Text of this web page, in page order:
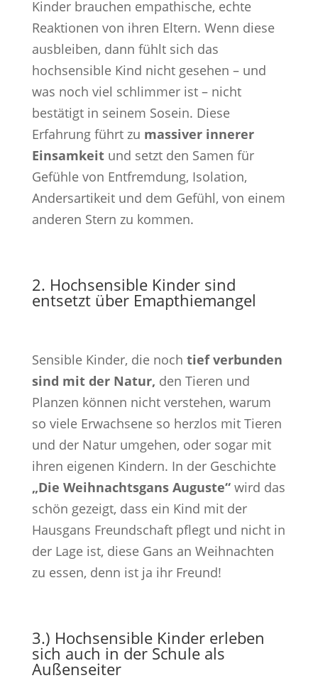
Kinder brauchen empathische, echte
Reaktionen von ihren Eltern. Wenn diese
ausbleiben, dann fühlt sich das
hochsensible Kind nicht gesehen – und
was noch viel schlimmer ist – nicht
bestätigt in seinem Sosein. Diese
Erfahrung führt zu massiver innerer
Einsamkeitund setzt den Samen für
Gefühle von Entfremdung, Isolation,
Andersartikeit und dem Gefühl, von einem
anderen Stern zu kommen.
2. Hochsensible Kinder sind
entsetzt über Emapthiemangel
Sensible Kinder, die noch tief verbunden
sind mit der Natur, den Tieren und
Planzen können nicht verstehen, warum
so viele Erwachsene so herzlos mit Tieren
und der Natur umgehen, oder sogar mit
ihren eigenen Kindern. In der Geschichte
„Die Weihnachtsgans Auguste“wird das
schön gezeigt, dass ein Kind mit der
Hausgans Freundschaft pflegt und nicht in
der Lage ist, diese Gans an Weihnachten
zu essen, denn ist ja ihr Freund!
3.) Hochsensible Kinder erleben
sich auch in der Schule als
Außenseiter